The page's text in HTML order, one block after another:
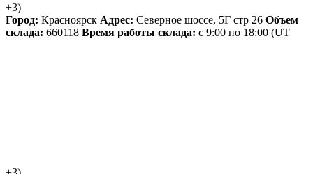
+3)
Город: Красноярск Адрес: Северное шоссе, 5Г стр 26 Объем
склада: 660118 Время работы склада: с 9:00 по 18:00 (UT